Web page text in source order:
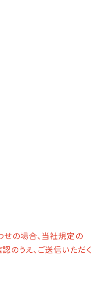
の場合、当社規定の
認のうえ、ご送信いただく